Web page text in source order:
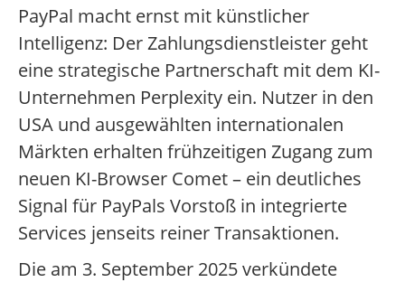
PayPal macht ernst mit künstlicher
Intelligenz: Der Zahlungsdienstleister geht
eine strategische Partnerschaft mit dem KI-
Unternehmen Perplexity ein. Nutzer in den
USA und ausgewählten internationalen
Märkten erhalten frühzeitigen Zugang zum
neuen KI-Browser Comet – ein deutliches
Signal für PayPals Vorstoß in integrierte
Services jenseits reiner Transaktionen.
Die am 3. September 2025 verkündete